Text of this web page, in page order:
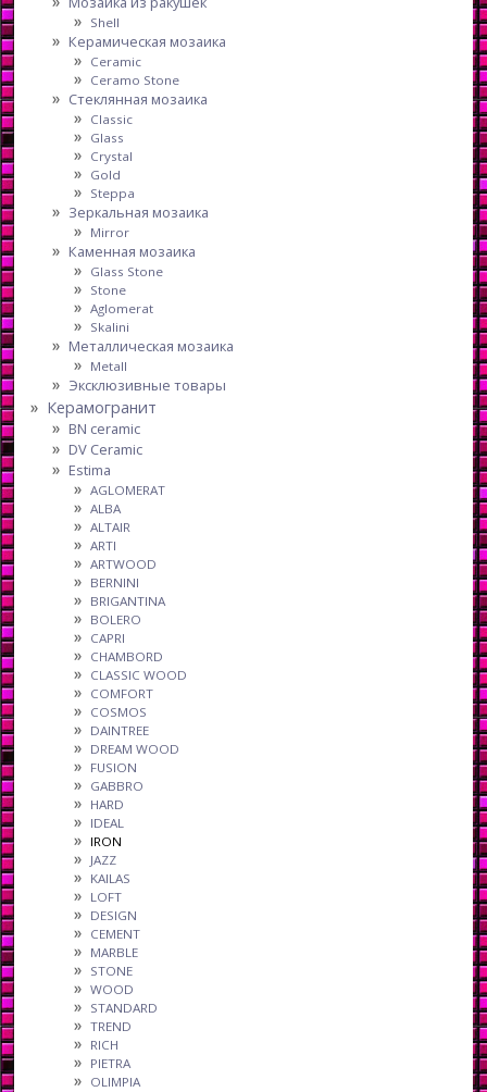
Shell
Керамическая мозаика
Ceramic
Ceramo Stone
Стеклянная мозаика
Classic
Glass
Crystal
Gold
Steppa
Зеркальная мозаика
Mirror
Каменная мозаика
Glass Stone
Stone
Aglomerat
Skalini
Металлическая мозаика
Metall
Эксклюзивные товары
Керамогранит
BN ceramic
DV Ceramic
Estima
AGLOMERAT
ALBA
ALTAIR
ARTI
ARTWOOD
BERNINI
BRIGANTINA
BOLERO
CAPRI
CHAMBORD
CLASSIC WOOD
COMFORT
COSMOS
DAINTREE
DREAM WOOD
FUSION
GABBRO
HARD
IDEAL
IRON
JAZZ
KAILAS
LOFT
DESIGN
CEMENT
MARBLE
STONE
WOOD
STANDARD
TREND
RICH
PIETRA
OLIMPIA